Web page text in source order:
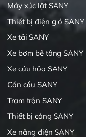
Máy xúc lật SANY
Thiết bị điện gió SANY
Xe tải SANY
Xe bơm bê tông SANY
Xe cứu hỏa SANY
Cần cẩu SANY
Trạm trộn SANY
Thiết bị cảng SANY
Xe nâng điện SANY